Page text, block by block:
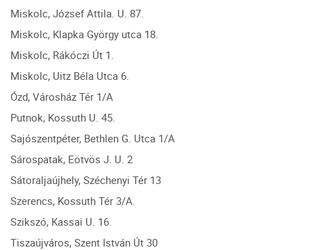
Miskolc, József Attila. U. 87.
Miskolc, Klapka György utca 18.
Miskolc, Rákóczi Út 1.
Miskolc, Uitz Béla Utca 6.
Ózd, Városház Tér 1/A
Putnok, Kossuth U. 45.
Sajószentpéter, Bethlen G. Utca 1/A
Sárospatak, Eötvös J. U. 2
Sátoraljaújhely, Széchenyi Tér 13
Szerencs, Kossuth Tér 3/A.
Szikszó, Kassai U. 16.
Tiszaújváros, Szent István Út 30